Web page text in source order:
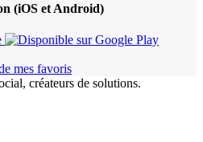
(iOS et Android)
mes favoris
créateurs de solutions.